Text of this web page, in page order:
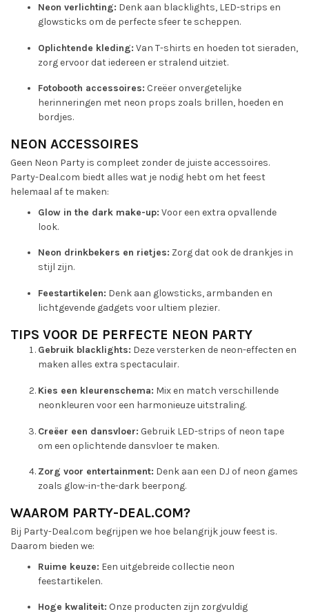
Neon verlichting: Denk aan blacklights, LED-strips en
glowsticks om de perfecte sfeer te scheppen.
Oplichtende kleding: Van T-shirts en hoeden tot sieraden,
zorg ervoor dat iedereen er stralend uitziet.
Fotobooth accessoires: Creëer onvergetelijke
herinneringen met neon props zoals brillen, hoeden en
bordjes.
NEON ACCESSOIRES
Geen Neon Party is compleet zonder de juiste accessoires.
Party-Deal.com biedt alles wat je nodig hebt om het feest
helemaal af te maken:
Glow in the dark make-up: Voor een extra opvallende
look.
Neon drinkbekers en rietjes: Zorg dat ook de drankjes in
stijl zijn.
Feestartikelen: Denk aan glowsticks, armbanden en
lichtgevende gadgets voor ultiem plezier.
TIPS VOOR DE PERFECTE NEON PARTY
Gebruik blacklights: Deze versterken de neon-effecten en
maken alles extra spectaculair.
Kies een kleurenschema: Mix en match verschillende
neonkleuren voor een harmonieuze uitstraling.
Creëer een dansvloer: Gebruik LED-strips of neon tape
om een oplichtende dansvloer te maken.
Zorg voor entertainment: Denk aan een DJ of neon games
zoals glow-in-the-dark beerpong.
WAAROM PARTY-DEAL.COM?
Bij Party-Deal.com begrijpen we hoe belangrijk jouw feest is.
Daarom bieden we:
Ruime keuze: Een uitgebreide collectie neon
feestartikelen.
Hoge kwaliteit: Onze producten zijn zorgvuldig